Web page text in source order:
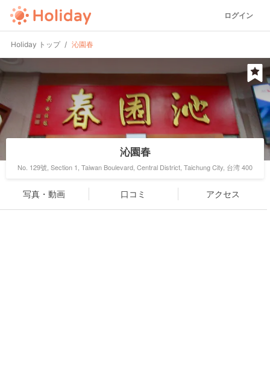
ログイン
Holiday トップ 沁園春
沁園春
No. 129號, Section 1, Taiwan Boulevard, Central District, Taichung City, 台湾 400
写真・動画 口コミ アクセス